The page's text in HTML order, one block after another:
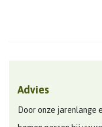
Advies
Door onze jarenlange